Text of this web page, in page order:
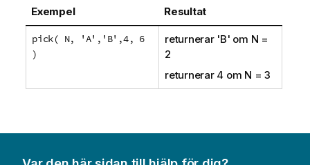
Exempel Resultat
pick( N, 'A','B',4, 6
)
returnerar 'B' om N =
2
returnerar 4 om N = 3